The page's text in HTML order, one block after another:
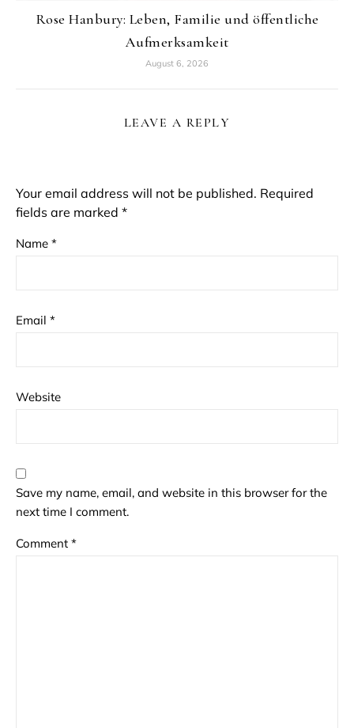
Rose Hanbury: Leben, Familie und öffentliche
Aufmerksamkeit
August 6, 2026
LEAVE A REPLY
Your email address will not be published. Required
fields are marked *
Name *
Email *
Website
Save my name, email, and website in this browser for the
next time I comment.
Comment *